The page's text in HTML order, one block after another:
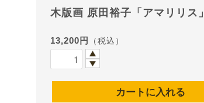
木版画 原田裕子「アマリリス」
13,200円 （税込）